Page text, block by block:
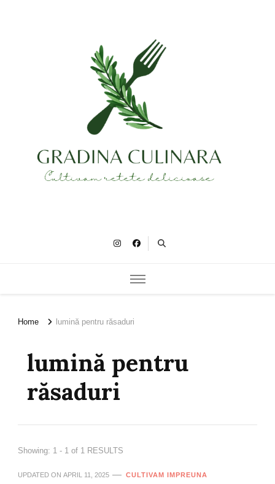
Gradina Culinara
Home lumină pentru răsaduri
lumină pentru
răsaduri
Showing: 1 - 1 of 1 RESULTS
UPDATED ON APRIL 11, 2025 CULTIVAM IMPREUNA